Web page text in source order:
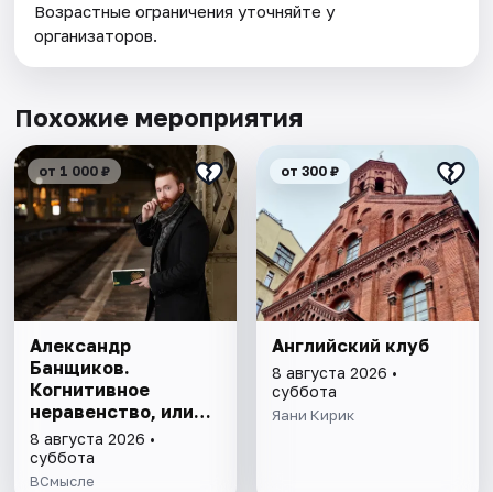
Возрастные ограничения уточняйте у
организаторов.
Похожие мероприятия
от 1 000 ₽
Александр
Банщиков.
Когнитивное
неравенство, или
почему умные
умнеют, а глупые
глупеют
8 августа 2026 •
суббота
ВСмысле
от 300 ₽
Английский клуб
8 августа 2026 •
суббота
Яани Кирик